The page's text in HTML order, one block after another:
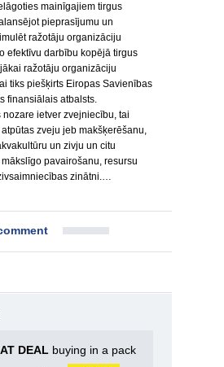
mainīgajiem tirgus
pieprasījumu un
ražotāju organizāciju
efektīvu darbību kopējā tirgus
ražotāju organizāciju
tiks piešķirts Eiropas Savienības
finansiālais atbalsts.
ietver zvejniecību, tai
zveju jeb makšķerēšanu,
un zivju un citu
pavairošanu, resursu
zinātni.…
DEAL buying in a pack